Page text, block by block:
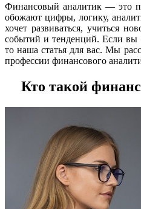
Финансовый аналитик — это
обожают цифры, логику,
хочет развиваться, учиться
событий и тенденций. Если вы
то наша статья для вас. Мы
профессии финансового
Кто такой